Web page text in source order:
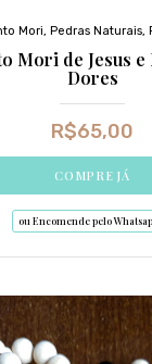
Mori, Pedras Naturais,
Mori de Jesus e
Dores
R$65,00
COMPRE JÁ
ou Encomende pelo